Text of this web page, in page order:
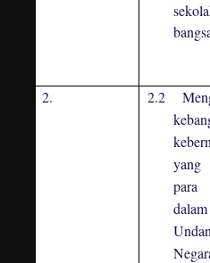
2.
2.2
yang